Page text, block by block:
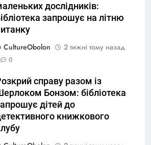
дослідників:
запрошує на літню
CultureObolon
2 тижні тому назад
0
справу разом із
Бонзом: бібліотека
дітей до
книжкового